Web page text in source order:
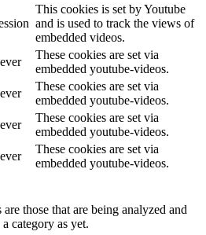
This cookies is set by Youtube
and is used to track the views of
embedded videos.
These cookies are set via
embedded youtube-videos.
These cookies are set via
embedded youtube-videos.
These cookies are set via
embedded youtube-videos.
These cookies are set via
embedded youtube-videos.
those that are being analyzed and
category as yet.